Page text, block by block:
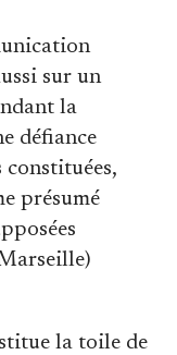
sur un
la
défiance
présumé
la toile de